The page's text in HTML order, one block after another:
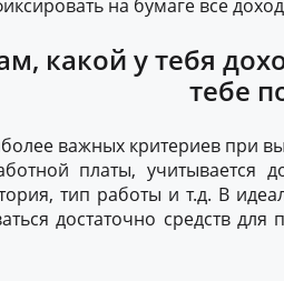
на бумаге все
какой у тебя
тебе
важных критериев при
платы, учитывается
тип работы и т.д. В
достаточно средств